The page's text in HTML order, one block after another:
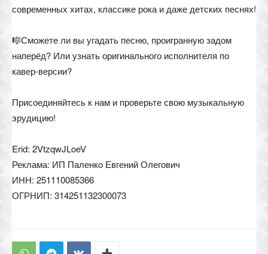
современных хитах, классике рока и даже детских песнях!
🎼Сможете ли вы угадать песню, проигранную задом
наперёд? Или узнать оригинального исполнителя по
кавер-версии?
Присоединяйтесь к нам и проверьте свою музыкальную
эрудицию!
Erid: 2VtzqwJLoeV
Реклама: ИП Паленко Евгений Олегович
ИНН: 251110085366
ОГРНИП: 314251132300073